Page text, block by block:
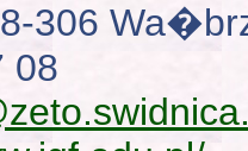
306
08